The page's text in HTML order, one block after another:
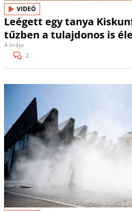
VIDEÓ
Leégett egy tanya
tűzben a tulajdonos is
4 órája
2